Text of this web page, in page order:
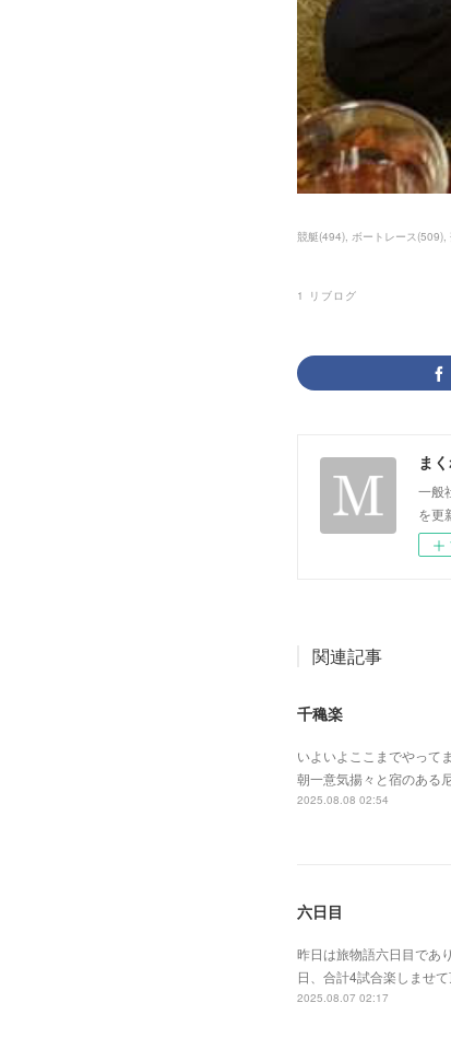
競艇(494) ボートレース (509)
1 リブログ
ま
一般
を更
関連記事
千穐楽
いよいよここまでやって
朝一意気揚々と宿のある
2025.08.08 02:54
六日目
昨日は旅物語六日目であ
日、合計4試合楽しませ
2025.08.07 02:17